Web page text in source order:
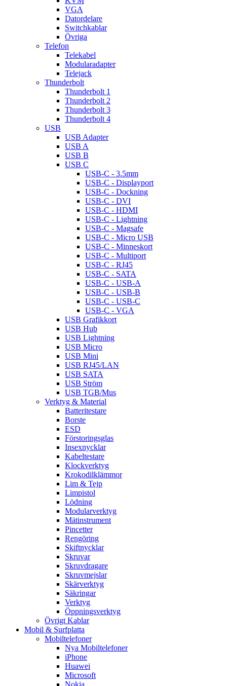
VGA
Datordelare
Switchkablar
Övriga
Telefon
Telekabel
Modularadapter
Telejack
Thunderbolt
Thunderbolt 1
Thunderbolt 2
Thunderbolt 3
Thunderbolt 4
USB
USB Adapter
USB A
USB B
USB C
USB-C - 3.5mm
USB-C - Displayport
USB-C - Dockning
USB-C - DVI
USB-C - HDMI
USB-C - Lightning
USB-C - Magsafe
USB-C - Micro USB
USB-C - Minneskort
USB-C - Multiport
USB-C - RJ45
USB-C - SATA
USB-C - USB-A
USB-C - USB-B
USB-C - USB-C
USB-C - VGA
USB Grafikkort
USB Hub
USB Lightning
USB Micro
USB Mini
USB RJ45/LAN
USB SATA
USB Ström
USB TGB/Mus
Verktyg & Material
Batteritestare
Borste
ESD
Förstoringsglas
Insexnycklar
Kabeltestare
Klockverktyg
Krokodilklämmor
Lim & Tejp
Limpistol
Lödning
Modularverktyg
Mätinstrument
Pincetter
Rengöring
Skiftnycklar
Skruvar
Skruvdragare
Skruvmejslar
Skärverktyg
Säkringar
Verktyg
Öppningsverktyg
Övrigt Kablar
Mobil & Surfplatta
Mobiltelefoner
Nya Mobiltelefoner
iPhone
Huawei
Microsoft
Nokia